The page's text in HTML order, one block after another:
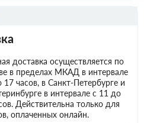
доставка осуществляется по
в пределах МКАД в интервале
17 часов, в Санкт-Петербурге и
в интервале с 11 до
Действительна только для
оплаченных онлайн.